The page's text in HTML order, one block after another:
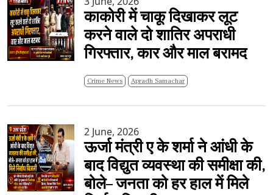
काकोरी में चाकू दिखाकर लूट
करने वाले दो शातिर अपराधी
गिरफ्तार, कार और माल बरामद
Crime News Apradh Samachar
2 June, 2026
ऊर्जा मंत्री ए के शर्मा ने आंधी के
बाद विद्युत व्यवस्था की समीक्षा की,
बोले– जनता को हर हाल में मिले